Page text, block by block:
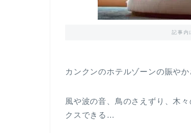
記事内
カンクンのホテルゾーンの賑や
風や波の音、鳥のさえずり、木
クスできる…